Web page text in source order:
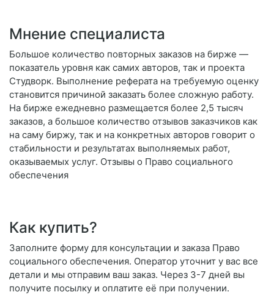
Мнение специалиста
Большое количество повторных заказов на бирже —
показатель уровня как самих авторов, так и проекта
Студворк. Выполнение реферата на требуемую оценку
становится причиной заказать более сложную работу.
На бирже ежедневно размещается более 2,5 тысяч
заказов, а большое количество отзывов заказчиков как
на саму биржу, так и на конкретных авторов говорит о
стабильности и результатах выполняемых работ,
оказываемых услуг. Отзывы о Право социального
обеспечения
Как купить?
Заполните форму для консультации и заказа Право
социального обеспечения. Оператор уточнит у вас все
детали и мы отправим ваш заказ. Через 3-7 дней вы
получите посылку и оплатите её при получении.